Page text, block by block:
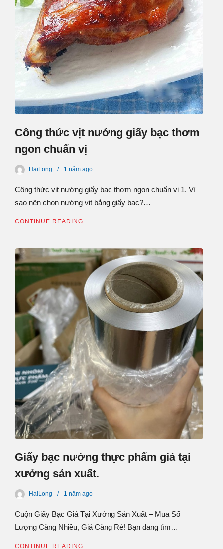
Công thức vịt nướng giấy bạc thơm
ngon chuẩn vị
HaiLong 1 năm ago
Công thức vịt nướng giấy bạc thơm ngon chuẩn vị 1. Vì
sao nên chọn nướng vịt bằng giấy bạc?…
CONTINUE READING
Giấy bạc nướng thực phẩm giá tại
xưởng sản xuất.
HaiLong 1 năm ago
Cuộn Giấy Bạc Giá Tại Xưởng Sản Xuất – Mua Số
Lượng Càng Nhiều, Giá Càng Rẻ! Bạn đang tìm…
CONTINUE READING